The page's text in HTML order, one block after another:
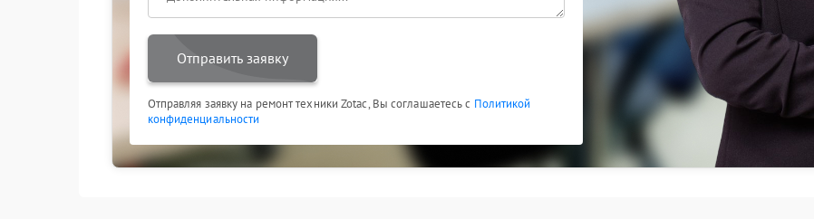
Отправить заявку
Отправляя заявку на ремонт техники Zotac, Вы соглашаетесь с Политикой
конфиденциальности